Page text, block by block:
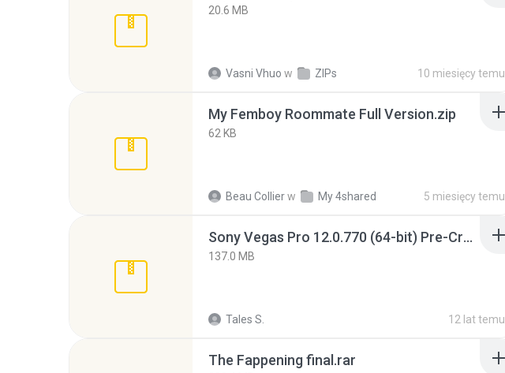
20.6 MB
Vasni Vhuo w ZIPs 10 miesięcy temu
My Femboy Roommate Full Version.zip
62 KB
Beau Collierw My 4shared 5 miesięcy temu
Sony Vegas Pro 12.0.770 (64-bit) Pre-Cracked.zip
137.0 MB
Tales S. 12 lat temu
The Fappening final.rar